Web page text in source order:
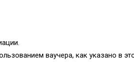
ваучера, как указано в